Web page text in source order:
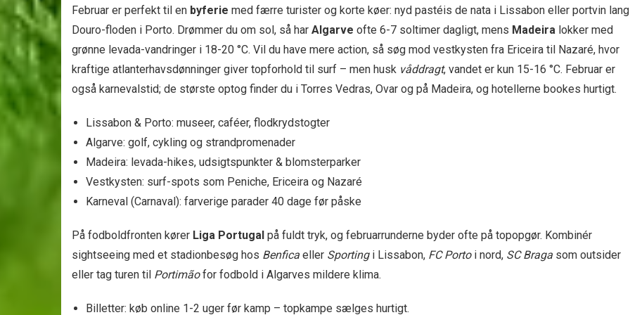
Februar er perfekt til en byferie med færre turister og korte køer: nyd pastéis de nata i Lissabon eller portvin
Douro-floden i Porto. Drømmer du om sol, så har Algarve ofte 6-7 soltimer dagligt, mens Madeira lokker med
grønne levada-vandringer i 18-20 °C. Vil du have mere action, så søg mod vestkysten fra Ericeira til Nazaré, hvor
kraftige atlanterhavsdønninger giver topforhold til surf – men husk våddragt, vandet er kun 15-16 °C. Februar er
også karnevalstid; de største optog finder du i Torres Vedras, Ovar og på Madeira, og hotellerne bookes hurtigt.
Lissabon & Porto: museer, caféer, flodkrydstogter
Algarve: golf, cykling og strandpromenader
Madeira: levada-hikes, udsigtspunkter & blomsterparker
Vestkysten: surf-spots som Peniche, Ericeira og Nazaré
Karneval (Carnaval): farverige parader 40 dage før påske
På fodboldfronten kører Liga Portugal på fuldt tryk, og februarrunderne byder ofte på topopgør. Kombinér
sightseeing med et stadionbesøg hos Benfica eller Sportingi Lissabon, FC Portoi nord, SC Braga som outsider
eller tag turen til Portimãofor fodbold i Algarves mildere klima.
Billetter: køb online 1-2 uger før kamp – topkampe sælges hurtigt.